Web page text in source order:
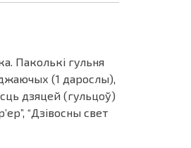
Паколькі гульня
(1 дарослы),
дзяцей (гульцоў)
“Дзівосны свет